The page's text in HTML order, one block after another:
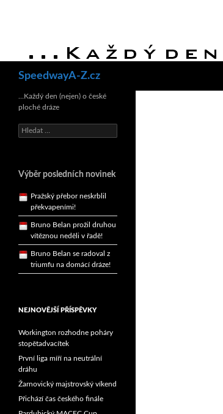
SpeedwayA-Z.cz
…Každý den (nejen) o české
ploché dráze
Vyhledávání
Výběr posledních novinek
triumfu na domácí dráze!
dlouhodrážní titul!
Pražský přebor neskrblil
Bruno Belan prožil druhou
vítěznou neděli v řadě!
Bruno Belan se radoval z
triumfu na domácí dráze!
Andy Appleton obhájil
dlouhodrážní titul!
NEJNOVĚJŠÍ PŘÍSPĚVKY
Workington rozhodne poháry
stopětadvacítek
První liga míří na neutrální
dráhu
Žarnovický majstrovský víkend
Přichází čas českého finále